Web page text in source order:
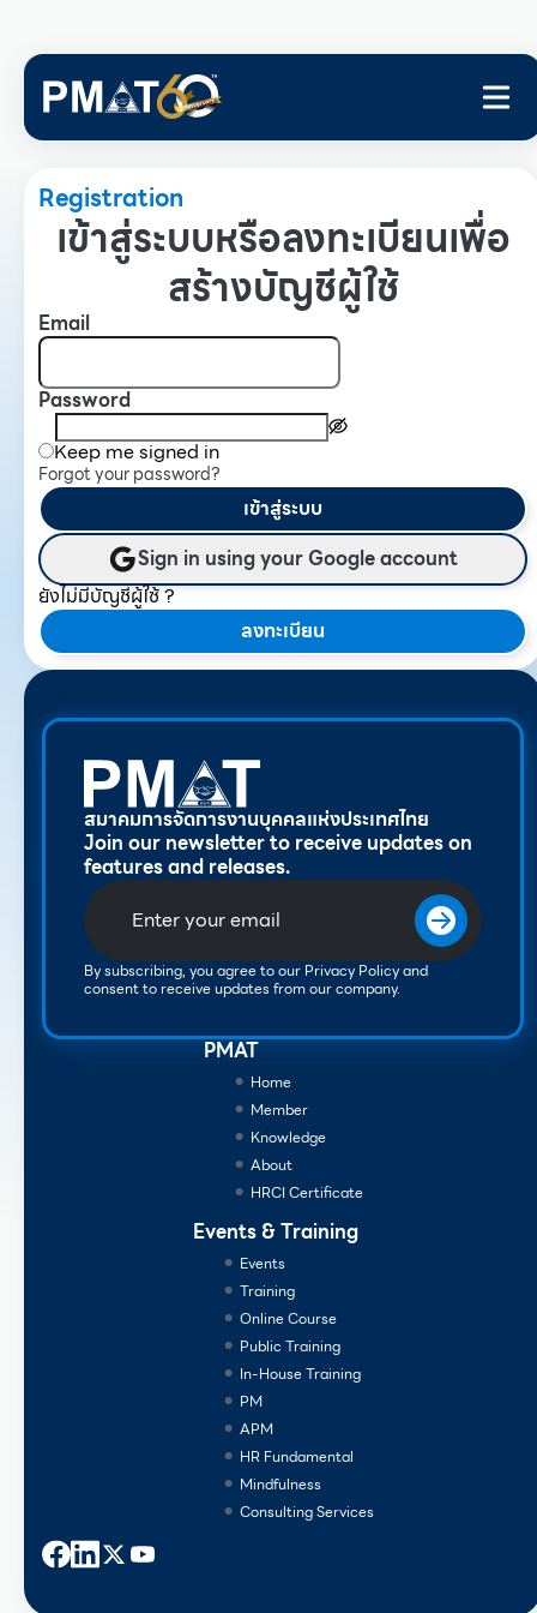
Registration
เข้าสู่ระบบหรือลงทะเบียนเพื่อ
สร้างบัญชีผู้ใช้
Email
Password
Keep me signed in
Forgot your password?
เข้าสู่ระบบ
Sign in using your Google account
ยังไม่มีบัญชีผู้ใช้ ?
ลงทะเบียน
สมาคมการจัดการงานบุคคลแห่งประเทศไทย
Join our newsletter to receive updates on
features and releases.
By subscribing, you agree to our Privacy Policy and
consent to receive updates from our company.
PMAT
Home
Member
Knowledge
About
HRCI Certificate
Events & Training
Events
Training
Online Course
Public Training
In-House Training
PM
APM
HR Fundamental
Mindfulness
Consulting Services